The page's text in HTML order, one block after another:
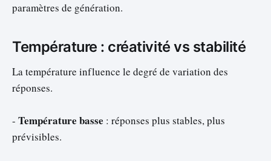
paramètres de génération.
Température : créativité vs stabilité
La température influence le degré de variation des
réponses.
- Température basse : réponses plus stables, plus
prévisibles.